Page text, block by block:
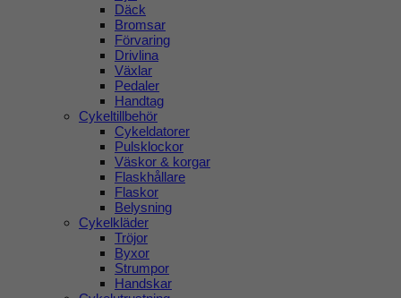
Däck
Bromsar
Förvaring
Drivlina
Växlar
Pedaler
Handtag
Cykeltillbehör
Cykeldatorer
Pulsklockor
Väskor & korgar
Flaskhållare
Flaskor
Belysning
Cykelkläder
Tröjor
Byxor
Strumpor
Handskar